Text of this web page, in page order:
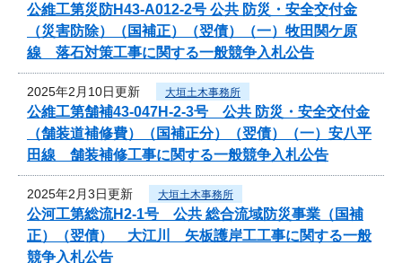
公維工第災防H43-A012-2号 公共 防災・安全交付金
（災害防除）（国補正）（翌債）（一）牧田関ケ原
線 落石対策工事に関する一般競争入札公告
2025年2月10日更新 大垣土木事務所
公維工第舗補43-047H-2-3号 公共 防災・安全交付金
（舗装道補修費）（国補正分）（翌債）（一）安八平
田線 舗装補修工事に関する一般競争入札公告
2025年2月3日更新 大垣土木事務所
公河工第総流H2-1号 公共 総合流域防災事業（国補
正）（翌債） 大江川 矢板護岸工工事に関する一般
競争入札公告